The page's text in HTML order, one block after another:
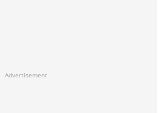
Advertisement